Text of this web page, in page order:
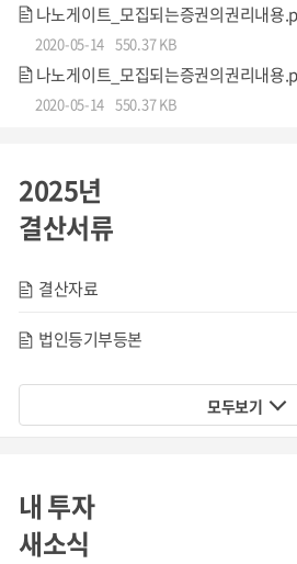
나노게이트는 크라우드펀딩 성공이
목표로 하고 있습니다. 복수의 수요기
발 센서 적용을 희망하고 있으며, 준
승인(고객사의 승인)을 득하기 위해
업을 진행하고 있습니다.
요기업의 제조원가절감에 크게 기여
기반으로 최초 양산 매출 달성이후 다
나노게이트_모집되는증권의권리내용
2020-05-14 550.37 KB
나노게이트_모집되는증권의권리내용
2020-05-14 550.37 KB
2025년
결산서류
결산자료
법인등기부등본
모두보기
내 투자
새소식